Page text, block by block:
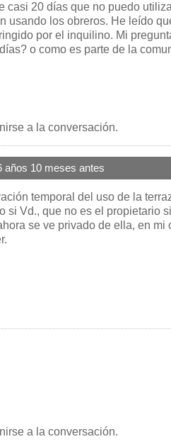
casi 20 días que no puedo
usando los obreros. He leído
por el inquilino. Mi
o como es parte de la
a la conversación.
años 10 meses antes
temporal del uso de la
si Vd., que no es el propietario
se ve privado de ella, en mi
a la conversación.